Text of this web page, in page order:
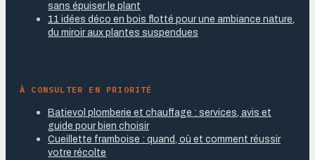
sans épuiser le plant
11 idées déco en bois flotté pour une ambiance nature,
du miroir aux plantes suspendues
À CONSULTER EN PRIORITÉ
Batievol plomberie et chauffage : services, avis et
guide pour bien choisir
Cueillette framboise : quand, où et comment réussir
votre récolte